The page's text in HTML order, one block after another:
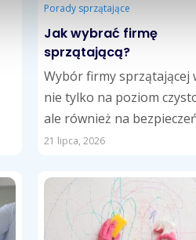
Porady sprzątające
Jak wybrać firmę
sprzątającą?
Wybór firmy sprzątającej
nie tylko na poziom
ale również na
mienia, komfort
21 lipca, 2026